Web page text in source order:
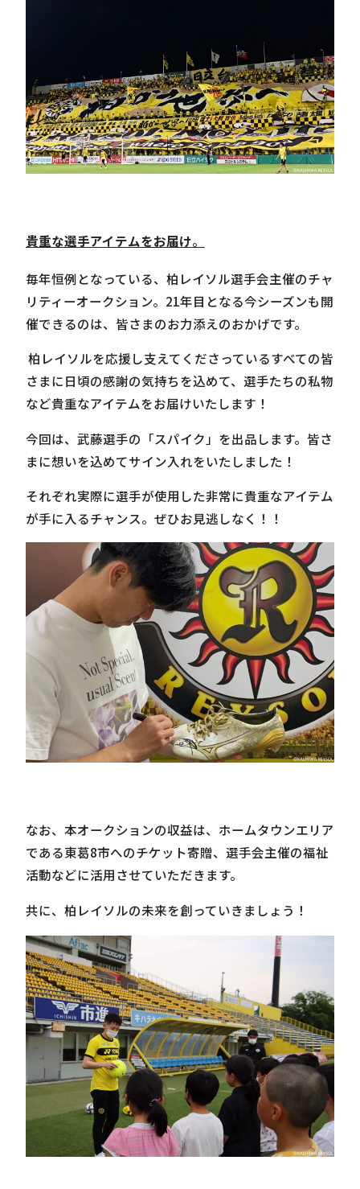
貴重な選手アイテムをお届け。
毎年恒例となっている、柏レイソル選手会主催のチャ
リティーオークション。21年目となる今シーズンも開
催できるのは、皆さまのお力添えのおかげです。
柏レイソルを応援し支えてくださっているすべての皆
さまに日頃の感謝の気持ちを込めて、選手たちの私物
など貴重なアイテムをお届けいたします！
今回は、武藤選手の「スパイク」を出品します。皆さ
まに想いを込めてサイン入れをいたしました！
それぞれ実際に選手が使用した非常に貴重なアイテム
が手に入るチャンス。ぜひお見逃しなく！！
なお、本オークションの収益は、ホームタウンエリア
である東葛8市へのチケット寄贈、選手会主催の福祉
活動などに活用させていただきます。
共に、柏レイソルの未来を創っていきましょう！